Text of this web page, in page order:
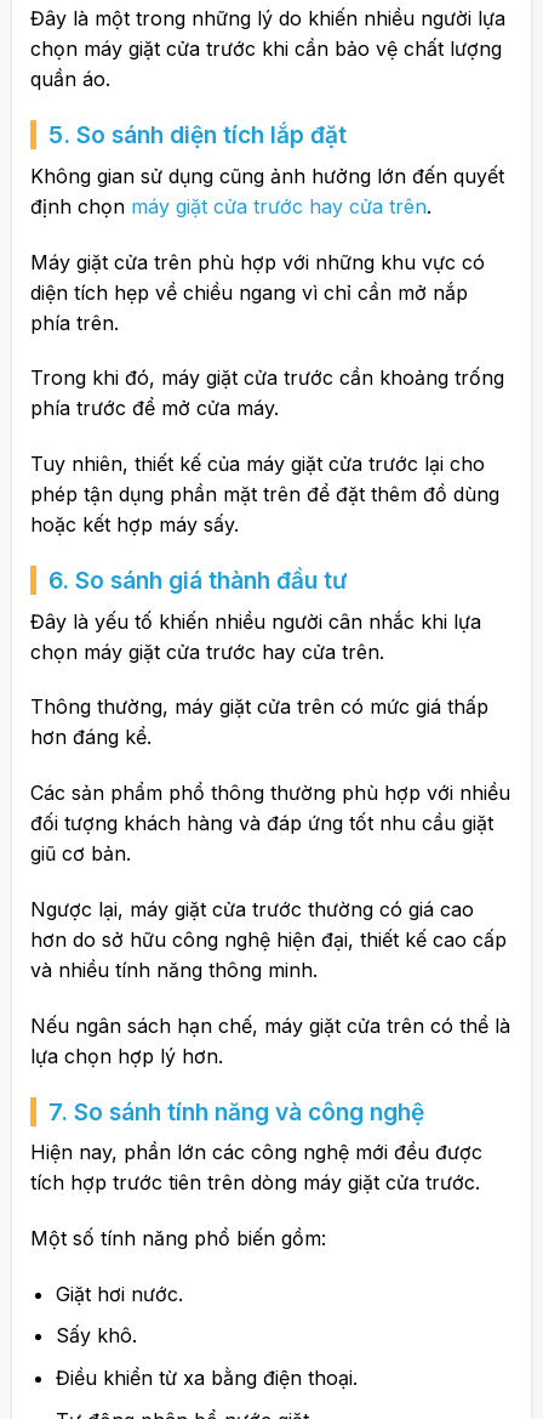
Đây là một trong những lý do khiến nhiều người lựa
chọn máy giặt cửa trước khi cần bảo vệ chất lượng
quần áo.
5. So sánh diện tích lắp đặt
Không gian sử dụng cũng ảnh hưởng lớn đến quyết
định chọn máy giặt cửa trước hay cửa trên.
Máy giặt cửa trên phù hợp với những khu vực có
diện tích hẹp về chiều ngang vì chỉ cần mở nắp
phía trên.
Trong khi đó, máy giặt cửa trước cần khoảng trống
phía trước để mở cửa máy.
Tuy nhiên, thiết kế của máy giặt cửa trước lại cho
phép tận dụng phần mặt trên để đặt thêm đồ dùng
hoặc kết hợp máy sấy.
6. So sánh giá thành đầu tư
Đây là yếu tố khiến nhiều người cân nhắc khi lựa
chọn máy giặt cửa trước hay cửa trên.
Thông thường, máy giặt cửa trên có mức giá thấp
hơn đáng kể.
Các sản phẩm phổ thông thường phù hợp với nhiều
đối tượng khách hàng và đáp ứng tốt nhu cầu giặt
giũ cơ bản.
Ngược lại, máy giặt cửa trước thường có giá cao
hơn do sở hữu công nghệ hiện đại, thiết kế cao cấp
và nhiều tính năng thông minh.
Nếu ngân sách hạn chế, máy giặt cửa trên có thể là
lựa chọn hợp lý hơn.
7. So sánh tính năng và công nghệ
Hiện nay, phần lớn các công nghệ mới đều được
tích hợp trước tiên trên dòng máy giặt cửa trước.
Một số tính năng phổ biến gồm:
Giặt hơi nước.
Sấy khô.
Điều khiển từ xa bằng điện thoại.